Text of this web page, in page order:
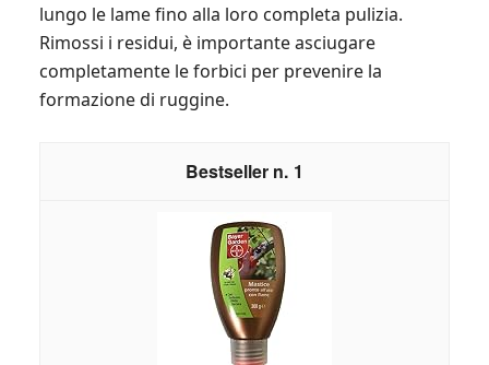
lungo le lame fino alla loro completa pulizia.
Rimossi i residui, è importante asciugare
completamente le forbici per prevenire la
formazione di ruggine.
1